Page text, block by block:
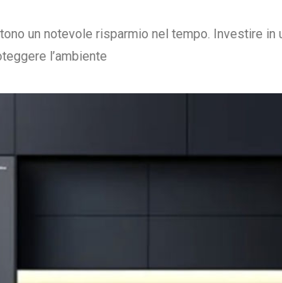
un notevole risparmio nel tempo. Investire in
l’ambiente